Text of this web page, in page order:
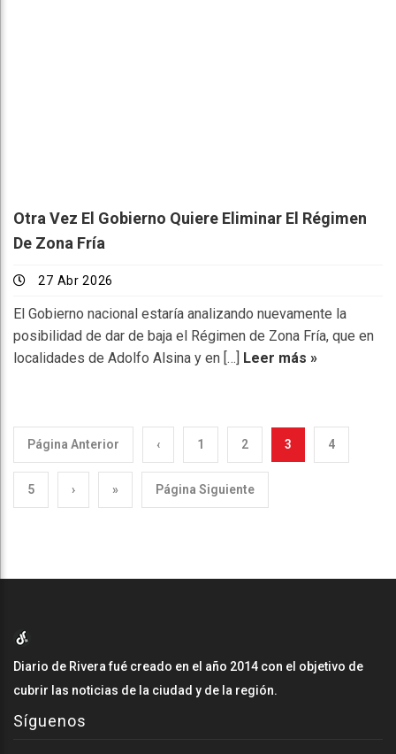
Otra Vez El Gobierno Quiere Eliminar El Régimen
De Zona Fría
27 Abr 2026
El Gobierno nacional estaría analizando nuevamente la
posibilidad de dar de baja el Régimen de Zona Fría, que en
localidades de Adolfo Alsina y en […] Leer más »
Página Anterior ‹ 1 2 3 4
5 › » Página Siguiente
Diario de Rivera fué creado en el año 2014 con el objetivo de
cubrir las noticias de la ciudad y de la región.
Síguenos